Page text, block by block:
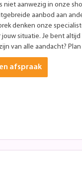
niet aanwezig in onze
aanbod aan
denken onze
jouw situatie. Je bent
van alle aandacht?
afspraak